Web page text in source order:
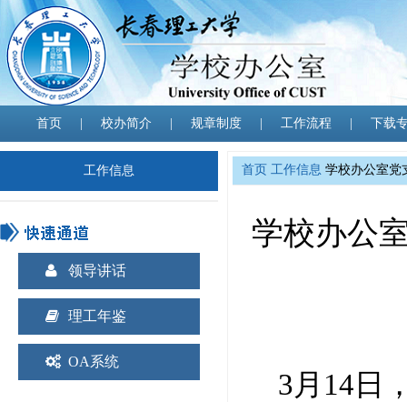
首页 校办简介 规章制度 工作流程 下载
工作信息
领导讲话
理工年鉴
OA系统
首页 工作信息 学校办公室党
学校办公
3月14日